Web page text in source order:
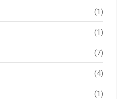
(1)
(1)
(7)
(4)
(1)